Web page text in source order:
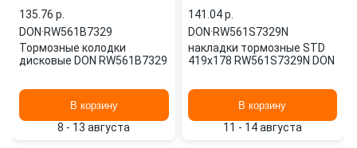
135.76 p.
DON·RW561B7329
Тормозные колодки
дисковые DON RW561B7329
В корзину
8 - 13 августа
141.04 p.
DON·RW561S7329N
накладки тормозные STD
419х178 RW561S7329N DON
В корзину
11 - 14 августа